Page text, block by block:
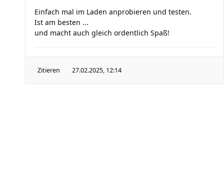
Einfach mal im Laden anprobieren und testen.
Ist am besten ...
und macht auch gleich ordentlich Spaß!
Zitieren 27.02.2025, 12:14